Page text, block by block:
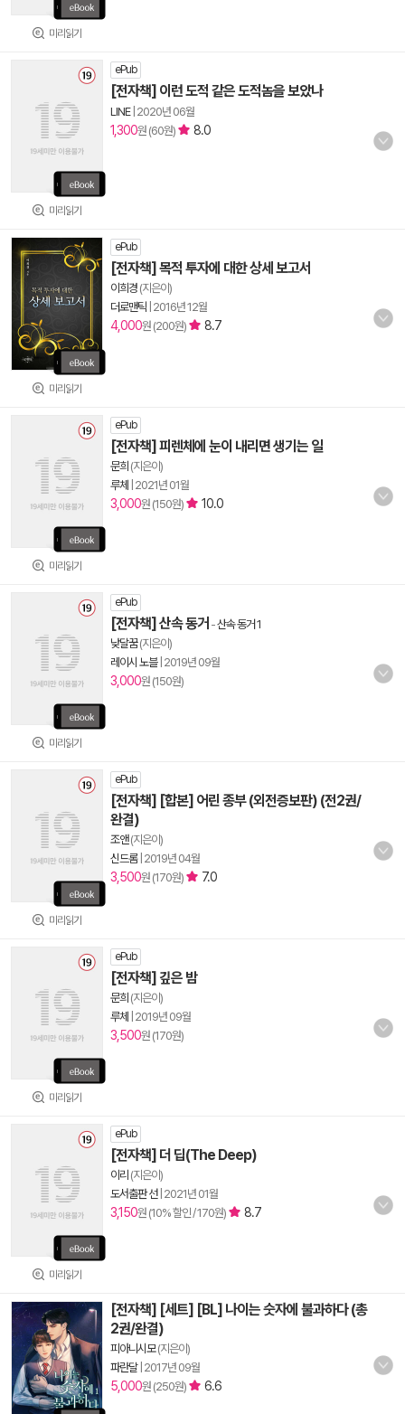
미리읽기
미리읽기
ePub
[전자책] 이런 도적 같은 도적놈을 보았나
LINE| 2020년 06월
1,300원 (60원) 8.0
미리읽기
ePub
[전자책] 목적 투자에 대한 상세 보고서
이희경 (지은이)
더로맨틱 2016년 12월
4,000원 (200원) 8.7
미리읽기
ePub
[전자책] 피렌체에 눈이 내리면 생기는 일
문희 (지은이)
루체
2021년 01월
3,000원 (150원) 10.0
미리읽기
ePub
[전자책] 산속 동거 -산속 동거 1
낮달꿈(지은이)
레이시 노블| 2019년 09월
3,000원 (150원)
미리읽기
ePub
[전자책] [합본] 어린 종부 (외전증보판) (전2권/
완결)
조앤(지은이)
신드롬| 2019년 04월
3,500원 (170원) 7.0
미리읽기
ePub
[전자책] 깊은 밤
문희 (지은이)
루체
2019년 09월
3,500원 (170원)
미리읽기
ePub
[전자책] 더 딥(The Deep)
이리 (지은이)
도서출판 선| 2021년 01월
3,150원 (10% 할인 / 170원) 8.7
[전자책] [세트] [BL] 나이는 숫자에 불과하다 (총
2권/완결)
피아니시모(지은이)
파란달| 2017년 09월
5,000원 (250원) 6.6